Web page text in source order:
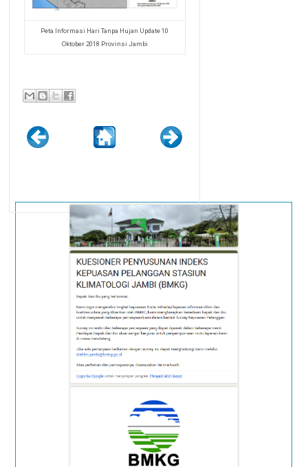
Peta Informasi Hari Tanpa Hujan Update 10
Oktober 2018 Provinsi Jambi